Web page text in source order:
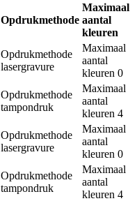
Opdrukmethode
Maximaal
aantal
kleuren
Opdrukmethode
lasergravure
Maximaal
aantal
kleuren 0
Opdrukmethode
tampondruk
Maximaal
aantal
kleuren 4
Opdrukmethode
lasergravure
Maximaal
aantal
kleuren 0
Opdrukmethode
tampondruk
Maximaal
aantal
kleuren 4